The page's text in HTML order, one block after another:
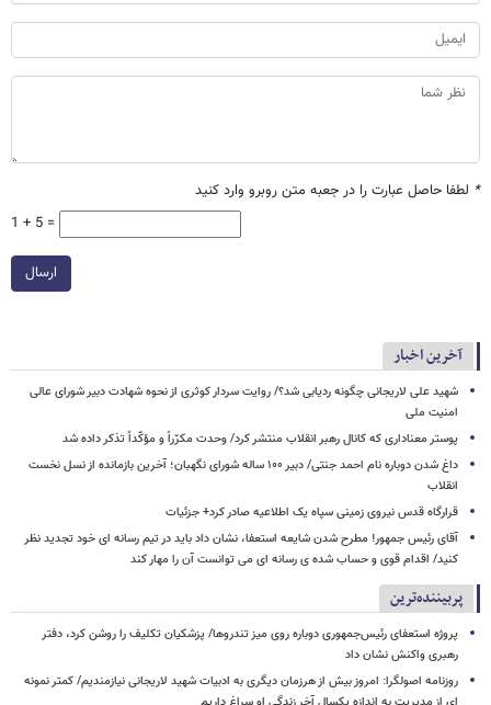
* لطفا حاصل عبارت را در جعبه متن روبرو وارد کنید
1 + 5 =
ارسال
آخرین اخبار
شهید علی لاریجانی چگونه ردیابی شد؟/ روایت سردار کوثری از نحوه شهادت دبیر شورای عالی
امنیت ملی
پوستر معناداری که کانال رهبر انقلاب منتشر کرد/ وحدت مکرّراً و مؤکّداً تذکر داده شد
داغ شدن دوباره نام احمد جنتی/ دبیر ۱۰۰ ساله شورای نگهبان؛ آخرین بازمانده از نسل نخست
انقلاب
قرارگاه قدس نیروی زمینی سپاه یک اطلاعیه صادر کرد+ جزئیات
آقای رئیس جمهور! مطرح شدن شایعه استعفا، نشان داد باید در تیم رسانه ای خود تجدید نظر
کنید/ اقدام قوی و حساب شده ی رسانه ای می توانست آن را مهار کند
پربیننده‌ترین
پروژه استعفای رئیس‌جمهوری دوباره روی میز تندروها/ پزشکیان تکلیف را روشن کرد، دفتر
رهبری واکنش نشان داد
روزنامه اصولگرا: امروز بیش از هرزمان دیگری به ادبیات شهید لاریجانی نیازمندیم/ کمتر نمونه